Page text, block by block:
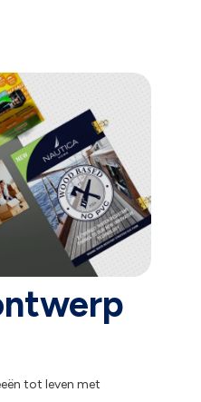
tot leven met